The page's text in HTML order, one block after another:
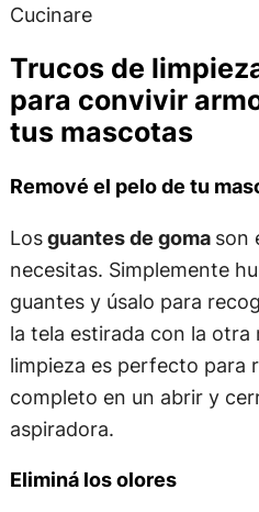
Cucinare
Trucos de
para convivir
tus mascotas
Remové el pelo de tu
Losguantes de goma son
necesitas. Simplemente
guantes y úsalo para
la tela estirada con la otra
limpieza es perfecto para
completo en un abrir y
aspiradora.
Eliminá los olores